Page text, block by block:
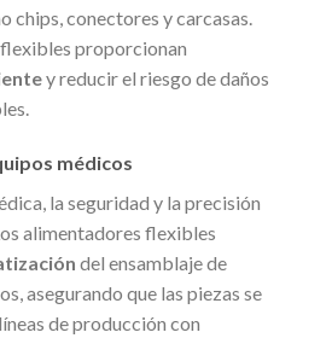
chips, conectores y carcasas.
proporcionan
y reducir el riesgo de daños
médicos
la seguridad y la precisión
alimentadores flexibles
del ensamblaje de
asegurando que las piezas se
de producción con